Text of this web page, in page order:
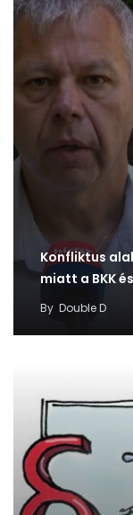
Konfliktus
miatt a BKK
By Double D